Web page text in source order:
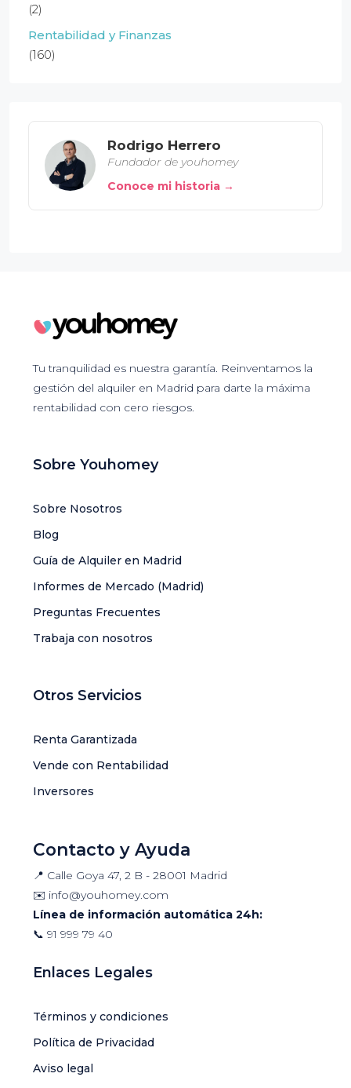
(2)
Rentabilidad y Finanzas
(160)
Rodrigo Herrero
Fundador de youhomey
Conoce mi historia →
Tu tranquilidad es nuestra garantía. Reinventamos la
gestión del alquiler en Madrid para darte la máxima
rentabilidad con cero riesgos.
Sobre Youhomey
Sobre Nosotros
Blog
Guía de Alquiler en Madrid
Informes de Mercado (Madrid)
Preguntas Frecuentes
Trabaja con nosotros
Otros Servicios
Renta Garantizada
Vende con Rentabilidad
Inversores
Contacto y Ayuda
📍 Calle Goya 47, 2 B - 28001 Madrid
✉️ info@youhomey.com
Línea de información automática 24h:
📞 91 999 79 40
Enlaces Legales
Términos y condiciones
Política de Privacidad
Aviso legal